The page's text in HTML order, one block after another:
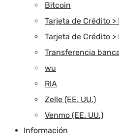
Bitcoin
Tarjeta de Crédito
Tarjeta de Crédito >
Transferencia
wu
RIA
Zelle (EE. UU.)
Venmo (EE. UU.)
Información